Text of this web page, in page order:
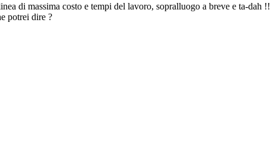
di massima costo e tempi del lavoro, sopralluogo a breve e ta-dah !!
potrei dire ?